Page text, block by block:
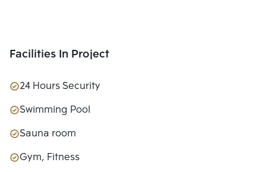
Facilities In Project
24 Hours Security
Swimming Pool
Sauna room
Gym, Fitness